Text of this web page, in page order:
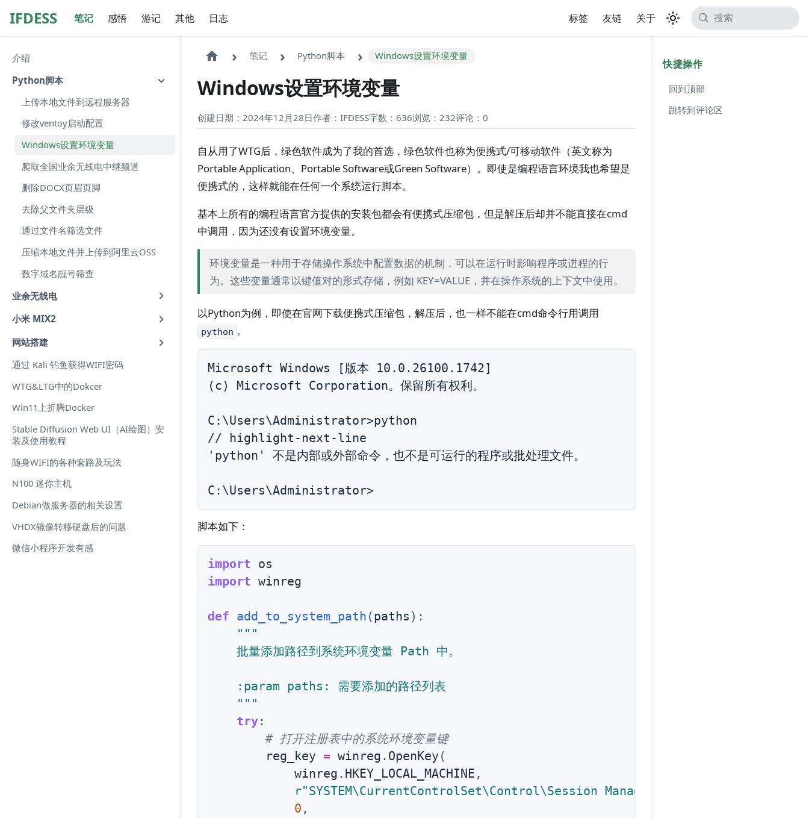
IFDESS 笔记 感悟 游记 其他 日志 标签 友链 关于
介绍
Python脚本
上传本地文件到远程服务器
修改ventoy启动配置
Windows设置环境变量
爬取全国业余无线电中继频道
删除DOCX页眉页脚
去除父文件夹层级
通过文件名筛选文件
压缩本地文件并上传到阿里云OSS
数字域名靓号筛查
业余无线电
小米 MIX2
网站搭建
通过 Kali 钓鱼获得WIFI密码
WTG&LTG中的Dokcer
Win11上折腾Docker
Stable Diffusion Web UI（AI绘图）安
装及使用教程
随身WIFI的各种套路及玩法
N100 迷你主机
Debian做服务器的相关设置
VHDX镜像转移硬盘后的问题
微信小程序开发有感
笔记 Python脚本 Windows设置环境变量
Windows设置环境变量
创建日期：2024年12月28日作者：IFDESS字数：636浏览：232评论： 0
自从用了WTG后，绿色软件成为了我的首选，绿色软件也称为便携式/可移动软件（英文称为
Portable Application、Portable Software或Green Software）。即使是编程语言环境我也希望是
便携式的，这样就能在任何一个系统运行脚本。
基本上所有的编程语言官方提供的安装包都会有便携式压缩包，但是解压后却并不能直接在cmd
中调用，因为还没有设置环境变量。
环境变量是一种用于存储操作系统中配置数据的机制，可以在运行时影响程序或进程的行
为。这些变量通常以键值对的形式存储，例如 KEY=VALUE，并在操作系统的上下文中使用。
以Python为例，即使在官网下载便携式压缩包，解压后，也一样不能在cmd命令行用调用
python 。
Microsoft Windows [版本 10.0.26100.1742]
(c) Microsoft Corporation。保留所有权利。
C:\Users\Administrator>python
// highlight-next-line
'python' 不是内部或外部命令，也不是可运行的程序或批处理文件。
脚本如下：
import
import winreg
def add_to_system_path (paths ) :
"""
    批量添加路径到系统环境变量 Path 中。
    :param paths: 需要添加的路径列表
    """
try:
# 打开注册表中的系统环境变量键
        reg_key
= winreg . OpenKey (
            winreg
. HKEY_LOCAL_MACHINE ,
r"SYSTEM\CurrentControlSet\Control\Session Manager\Environment"
0 ,
快捷操作
回到顶部
跳转到评论区